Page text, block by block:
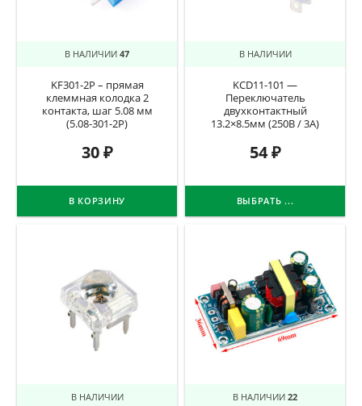
В НАЛИЧИИ 47
KF301-2P – прямая
клеммная колодка 2
контакта, шаг 5.08 мм
(5.08-301-2P)
30₽
В КОРЗИНУ
В НАЛИЧИИ
KCD11-101 —
Переключатель
двухконтактный
13.2×8.5мм (250В / 3А)
54₽
ВЫБРАТЬ ...
В НАЛИЧИИ В НАЛИЧИИ 22